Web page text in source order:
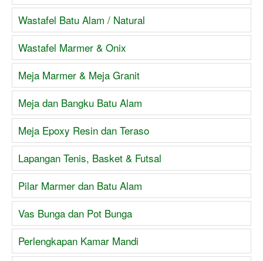
Wastafel Batu Alam / Natural
Wastafel Marmer & Onix
Meja Marmer & Meja Granit
Meja dan Bangku Batu Alam
Meja Epoxy Resin dan Teraso
Lapangan Tenis, Basket & Futsal
Pilar Marmer dan Batu Alam
Vas Bunga dan Pot Bunga
Perlengkapan Kamar Mandi